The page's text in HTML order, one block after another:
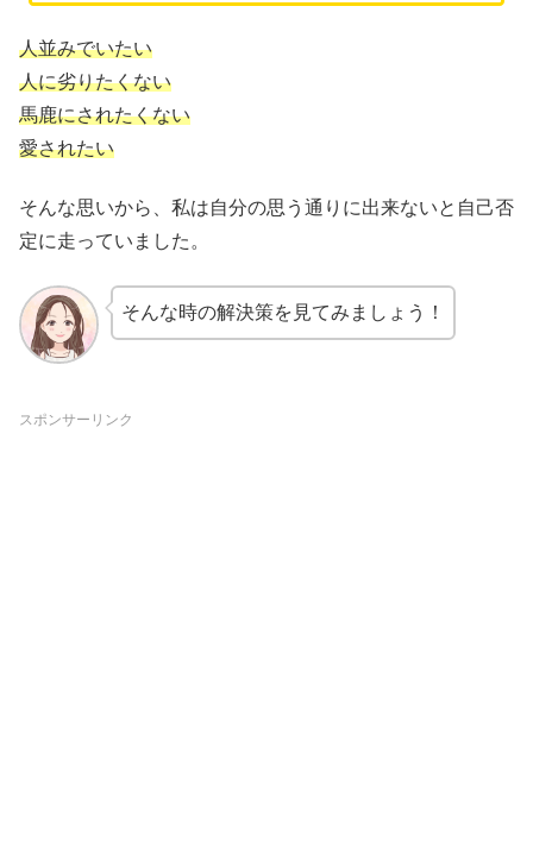
人並みでいたい
人に劣りたくない
馬鹿にされたくない
愛されたい
そんな思いから、私は自分の思う通りに出来ないと自己否
定に走っていました。
そんな時の解決策を見てみましょう！
スポンサーリンク